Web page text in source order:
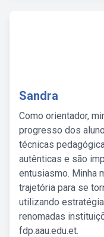
Sandra
Como orientador,
progresso dos
técnicas
autênticas e são
entusiasmo. Minha
trajetória para se
utilizando
renomadas
fdp.aau.edu.et.